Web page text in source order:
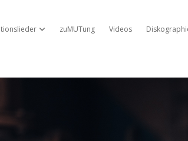
Dropdown-Menü öffnen
zuMUTung Videos